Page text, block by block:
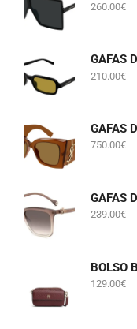
260.00€
210.00€
750.00€
239.00€
129.00€